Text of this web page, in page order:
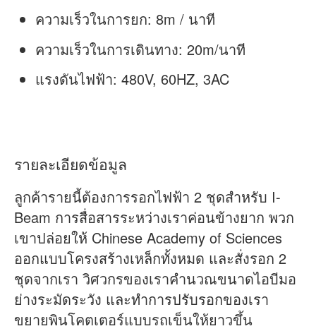
ความเร็วในการยก: 8m / นาที
ความเร็วในการเดินทาง: 20m/นาที
แรงดันไฟฟ้า: 480V, 60HZ, 3AC
รายละเอียดข้อมูล
ลูกค้ารายนี้ต้องการรอกไฟฟ้า 2 ชุดสำหรับ I-
Beam การสื่อสารระหว่างเราค่อนข้างยาก พวก
เขาปล่อยให้ Chinese Academy of Sciences
ออกแบบโครงสร้างเหล็กทั้งหมด และสั่งรอก 2
ชุดจากเรา วิศวกรของเราคำนวณขนาดไอบีมอ
ย่างระมัดระวัง และทำการปรับรอกของเรา
ขยายพินโคตเตอร์แบบรถเข็นให้ยาวขึ้น